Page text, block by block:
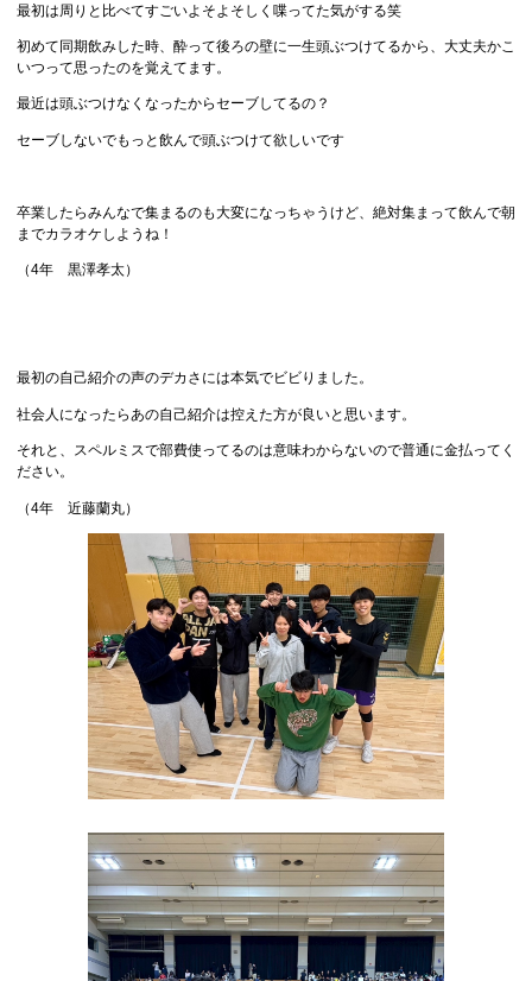
最初は周りと比べてすごいよそよそしく喋ってた気がする笑
初めて同期飲みした時、酔って後ろの壁に一生頭ぶつけてるから、大丈夫かこ
いつって思ったのを覚えてます。
最近は頭ぶつけなくなったからセーブしてるの？
セーブしないでもっと飲んで頭ぶつけて欲しいです
卒業したらみんなで集まるのも大変になっちゃうけど、絶対集まって飲んで朝
までカラオケしようね！
（4年 黒澤孝太）
最初の自己紹介の声のデカさには本気でビビりました。
社会人になったらあの自己紹介は控えた方が良いと思います。
それと、スペルミスで部費使ってるのは意味わからないので普通に金払ってく
ださい。
（4年 近藤蘭丸）